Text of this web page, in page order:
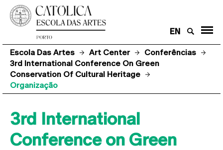
EN
Escola Das Artes Art Center
Conferências
3rd International Conference On Green
Conservation Of Cultural Heritage
Organização
3rd International
Conference on Green